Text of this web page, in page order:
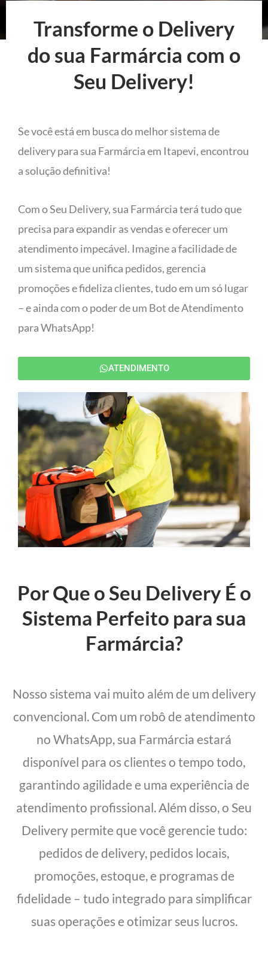
Transforme o Delivery
do sua Farmárcia com o
Seu Delivery!
Se você está em busca do melhor sistema de
delivery para sua Farmárcia em Itapevi, encontrou
a solução definitiva!
Com o Seu Delivery, sua Farmárcia terá tudo que
precisa para expandir as vendas e oferecer um
atendimento impecável. Imagine a facilidade de
um sistema que unifica pedidos, gerencia
promoções e fideliza clientes, tudo em um só lugar
– e ainda com o poder de um Bot de Atendimento
para WhatsApp!
ATENDIMENTO
Por Que o Seu Delivery É o
Sistema Perfeito para sua
Farmárcia?
Nosso sistema vai muito além de um delivery
convencional. Com um robô de atendimento
no WhatsApp, sua Farmárcia estará
disponível para os clientes o tempo todo,
garantindo agilidade e uma experiência de
atendimento profissional. Além disso, o Seu
Delivery permite que você gerencie tudo:
pedidos de delivery, pedidos locais,
promoções, estoque, e programas de
fidelidade – tudo integrado para simplificar
suas operações e otimizar seus lucros.